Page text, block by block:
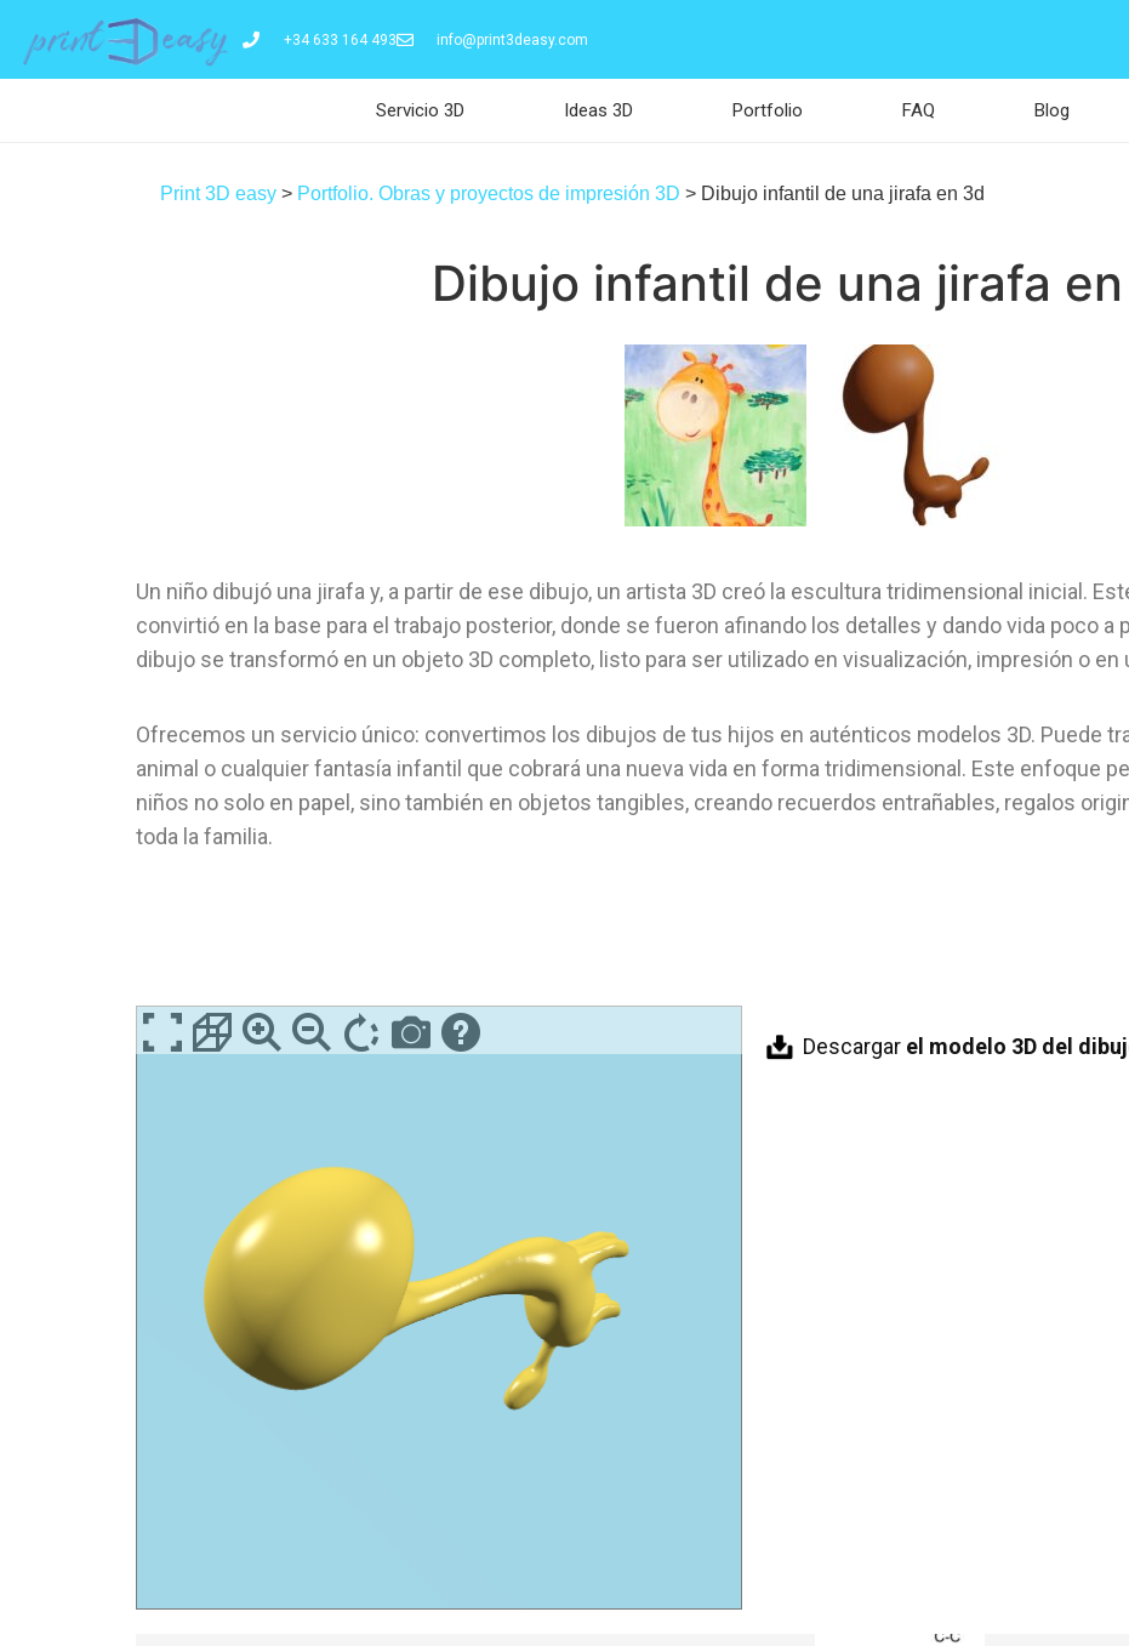
+34 633 164 493 info@print3deasy.com
Servicio 3D Ideas 3D Portfolio FAQ Blog
Print 3D easy > Portfolio. Obras y proyectos de impresión 3D > Dibujo infantil de una jirafa en 3d
Dibujo infantil de una jirafa
Un niño dibujó una jirafa y, a partir de ese dibujo, un artista 3D creó la escultura tridimensional inicial.
convirtió en la base para el trabajo posterior, donde se fueron afinando los detalles y dando vida poco a
dibujo se transformó en un objeto 3D completo, listo para ser utilizado en visualización, impresión o en
Ofrecemos un servicio único: convertimos los dibujos de tus hijos en auténticos modelos 3D. Puede
animal o cualquier fantasía infantil que cobrará una nueva vida en forma tridimensional. Este enfoque
niños no solo en papel, sino también en objetos tangibles, creando recuerdos entrañables, regalos
toda la familia.
Descargar el modelo 3D del